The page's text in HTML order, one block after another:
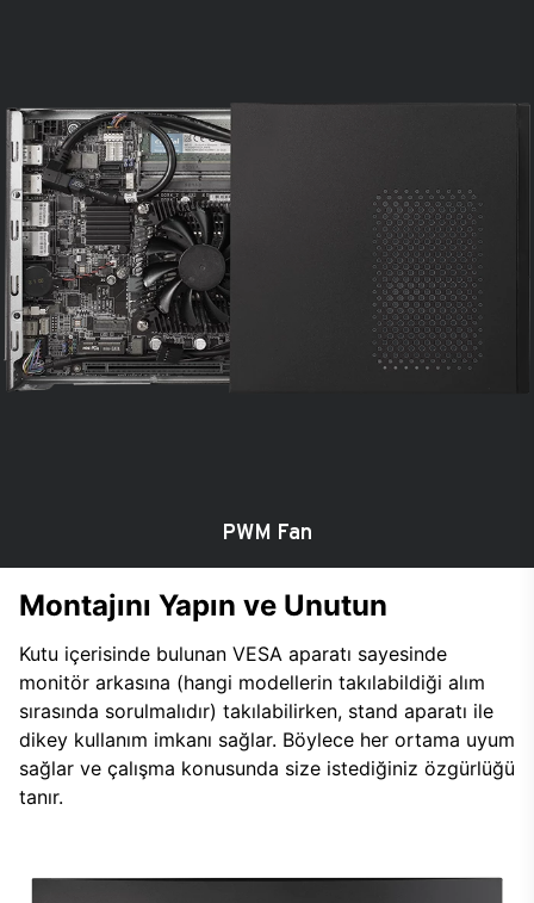
PWM Fan
Montajını Yapın ve Unutun
Kutu içerisinde bulunan VESA aparatı sayesinde
monitör arkasına (hangi modellerin takılabildiği alım
sırasında sorulmalıdır) takılabilirken, stand aparatı ile
dikey kullanım imkanı sağlar. Böylece her ortama uyum
sağlar ve çalışma konusunda size istediğiniz özgürlüğü
tanır.